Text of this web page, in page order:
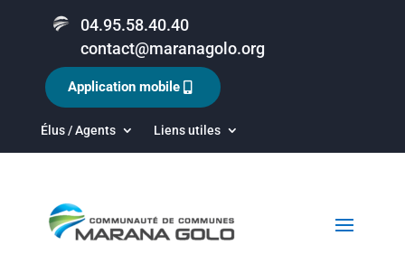
04.95.58.40.40
contact@maranagolo.org
Élus / Agents Liens utiles
Application mobile